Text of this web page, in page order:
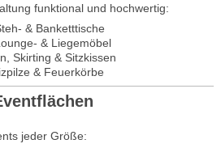
funktional und hochwertig:
& Banketttische
& Liegemöbel
Skirting & Sitzkissen
& Feuerkörbe
jeder Größe: